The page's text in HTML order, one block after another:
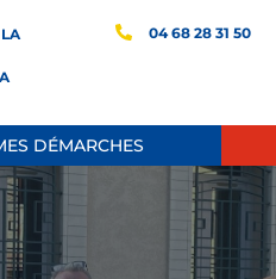
04 68 28 31 50
DÉMARCHES